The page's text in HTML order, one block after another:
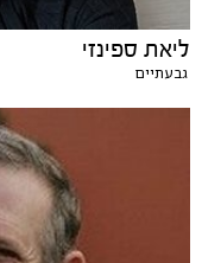
ליאת ספינזי
גבעתיים